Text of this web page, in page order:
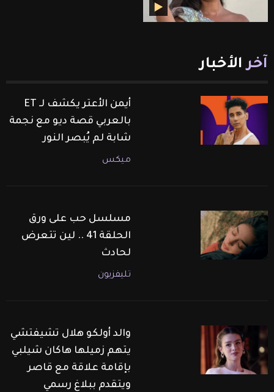
آخر الأخبار
أيمن الأعتر يكشف لـ ET
بالعربي قصة ديو مع نجمة
شابة لم يُبصر النور
ميكس
مسلسل حب على ورق
الحلقة 41 .. لين تتعرض
لحادث
تليفزيون
والد أولكو هلال تشيفتشي
يتهم زميلها هاكان شيلبي
بإقامة علاقة مع قاصر
ويتقدم ببلاغ رسمي